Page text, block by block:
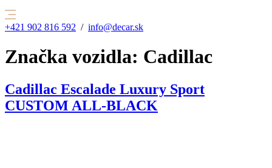
+421 902 816 592 / info@decar.sk
Značka vozidla: Cadillac
Cadillac Escalade Luxury Sport
CUSTOM ALL-BLACK